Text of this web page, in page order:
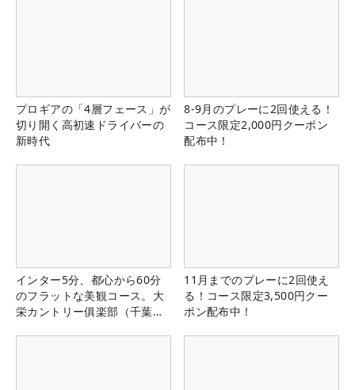
プロギアの「4層フェース」が
切り開く高初速ドライバーの
新時代
8-9月のプレーに2回使える！
コース限定2,000円クーポン
配布中！
インター5分、都心から60分
のフラットな美観コース。大
栄カントリー俱楽部（千葉
11月までのプレーに2回使え
る！コース限定3,500円クー
ポン配布中！